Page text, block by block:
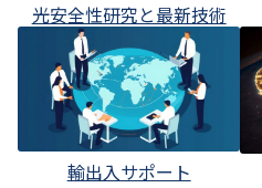
光安全性研究と最新技術
輸出入サポート